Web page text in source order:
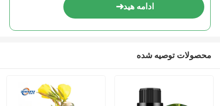
ادامه هید
محصولات توصیه شده